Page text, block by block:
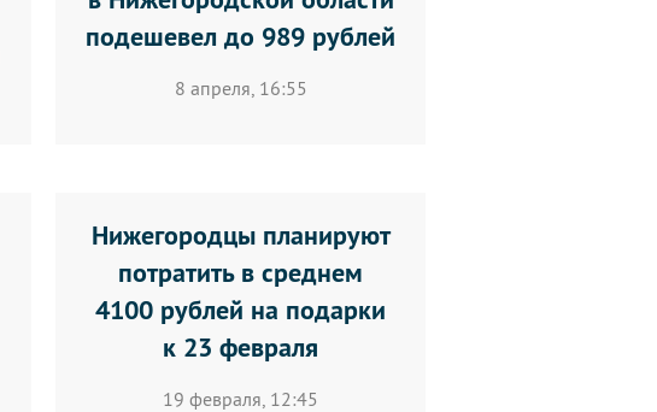
подешевел до 989 рублей
8 апреля, 16:55
Нижегородцы планируют
потратить в среднем
4100 рублей на подарки
к 23 февраля
19 февраля, 12:45